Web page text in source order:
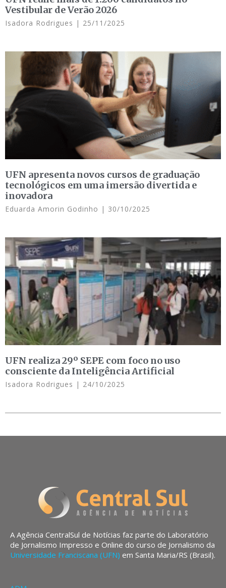
Vestibular de Verão 2026
Isadora Rodrigues 25/11/2025
UFN apresenta novos cursos de graduação
tecnológicos em uma imersão divertida e
inovadora
Eduarda Amorin Godinho 30/10/2025
UFN realiza 29º SEPE com foco no uso
consciente da Inteligência Artificial
Isadora Rodrigues 24/10/2025
A Agência CentralSul de Notícias faz parte do Laboratório
de Jornalismo Impresso e Online do curso de Jornalismo da
Universidade Franciscana (UFN) em Santa Maria/RS (Brasil).